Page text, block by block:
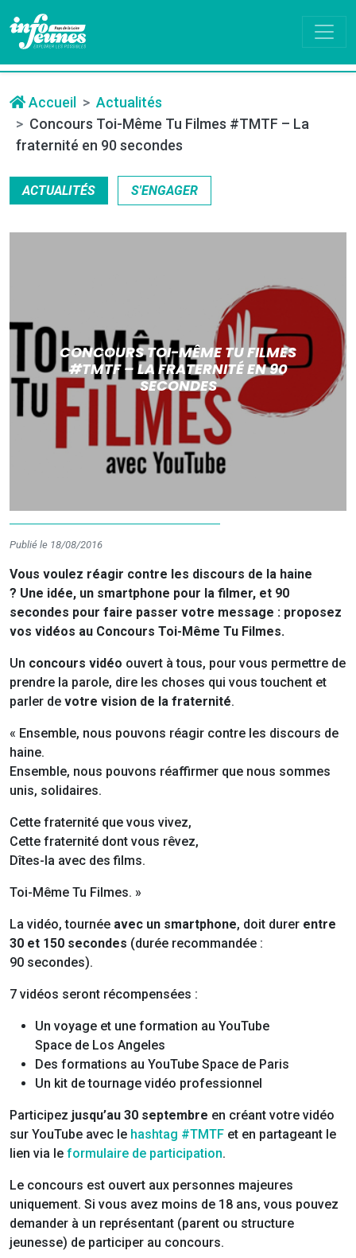
Accueil
Actualités
Concours Toi-Même Tu Filmes #TMTF – La
fraternité en 90 secondes
ACTUALITÉS S'ENGAGER
CONCOURS TOI-MÊME TU FILMES
#TMTF – LA FRATERNITÉ EN 90
SECONDES
Publié le 18/08/2016
Vous voulez réagir contre les discours de la haine
? Une idée, un smartphone pour la filmer, et 90
secondes pour faire passer votre message : proposez
vos vidéos au Concours Toi-Même Tu Filmes.
Un concours vidéo ouvert à tous, pour vous permettre de
prendre la parole, dire les choses qui vous touchent et
parler de votre vision de la fraternité.
« Ensemble, nous pouvons réagir contre les discours de
haine.
Ensemble, nous pouvons réaffirmer que nous sommes
unis, solidaires.
Cette fraternité que vous vivez,
Cette fraternité dont vous rêvez,
Dîtes-la avec des films.
Toi-Même Tu Filmes. »
La vidéo, tournée avec un smartphone, doit durer entre
30 et 150 secondes (durée recommandée :
90 secondes).
7 vidéos seront récompensées :
Un voyage et une formation au YouTube
Space de Los Angeles
Des formations au YouTube Space de Paris
Un kit de tournage vidéo professionnel
Participez jusqu’au 30 septembre en créant votre vidéo
sur YouTube avec le hashtag #TMTF et en partageant le
lien via le formulaire de participation.
Le concours est ouvert aux personnes majeures
uniquement. Si vous avez moins de 18 ans, vous pouvez
demander à un représentant (parent ou structure
jeunesse) de participer au concours.